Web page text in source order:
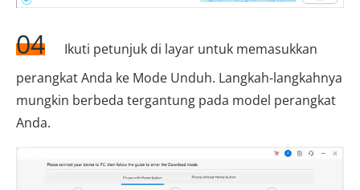
04
Ikuti petunjuk di layar untuk memasukkan
perangkat Anda ke Mode Unduh. Langkah-langkahnya
mungkin berbeda tergantung pada model perangkat
Anda.